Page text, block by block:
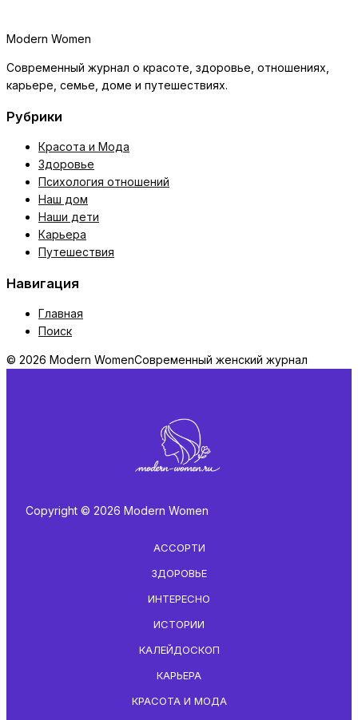
Modern Women
Современный журнал о красоте, здоровье, отношениях,
карьере, семье, доме и путешествиях.
Рубрики
Красота и Мода
Здоровье
Психология отношений
Наш дом
Наши дети
Карьера
Путешествия
Навигация
Главная
Поиск
© 2026 Modern WomenСовременный женский журнал
Copyright © 2026 Modern Women
АССОРТИ
ЗДОРОВЬЕ
ИНТЕРЕСНО
ИСТОРИИ
КАЛЕЙДОСКОП
КАРЬЕРА
КРАСОТА И МОДА